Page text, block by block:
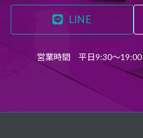
LINE
営業時間 平日9:30～19:00